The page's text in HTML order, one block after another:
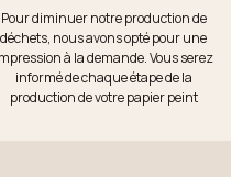
Pour diminuer notre production de
déchets, nous avons opté pour une
à la demande. Vous serez
informé de chaque étape de la
production de votre papier peint